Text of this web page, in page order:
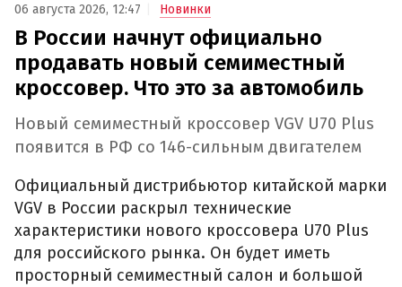
06 августа 2026, 12:47 Новинки
В России начнут официально
продавать новый семиместный
кроссовер. Что это за автомобиль
Новый семиместный кроссовер VGV U70 Plus
появится в РФ со 146-сильным двигателем
Официальный дистрибьютор китайской марки
VGV в России раскрыл технические
характеристики нового кроссовера U70 Plus
для российского рынка. Он будет иметь
просторный семиместный салон и большой